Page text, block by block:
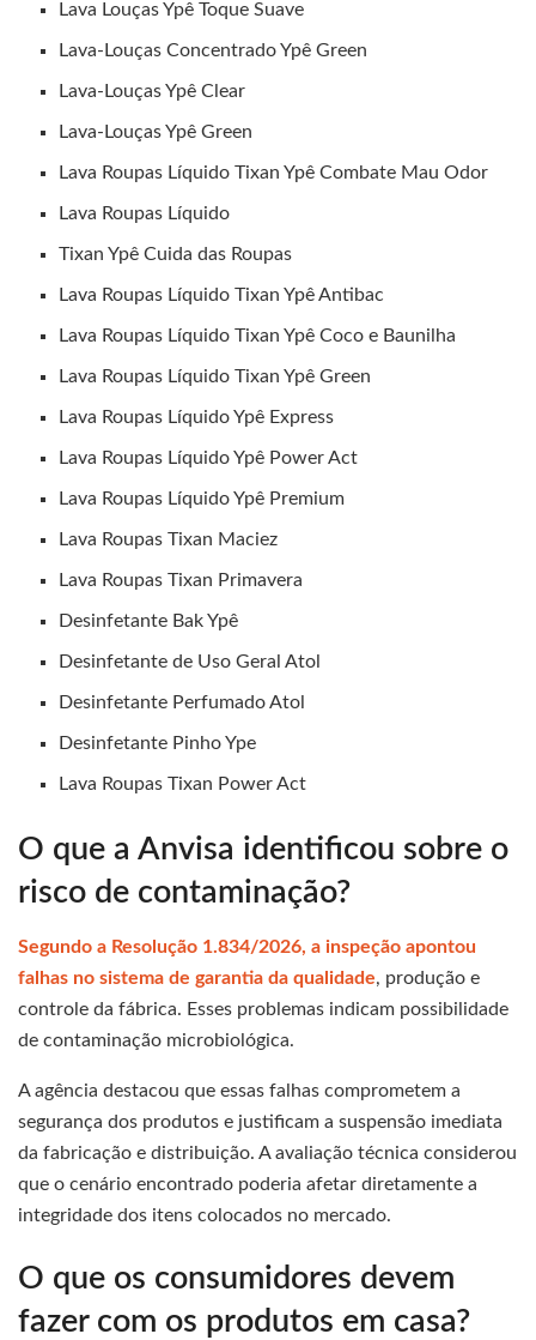
Lava Louças Ypê Toque Suave
Lava-Louças Concentrado Ypê Green
Lava-Louças Ypê Clear
Lava-Louças Ypê Green
Lava Roupas Líquido Tixan Ypê Combate Mau Odor
Lava Roupas Líquido
Tixan Ypê Cuida das Roupas
Lava Roupas Líquido Tixan Ypê Antibac
Lava Roupas Líquido Tixan Ypê Coco e Baunilha
Lava Roupas Líquido Tixan Ypê Green
Lava Roupas Líquido Ypê Express
Lava Roupas Líquido Ypê Power Act
Lava Roupas Líquido Ypê Premium
Lava Roupas Tixan Maciez
Lava Roupas Tixan Primavera
Desinfetante Bak Ypê
Desinfetante de Uso Geral Atol
Desinfetante Perfumado Atol
Desinfetante Pinho Ype
Lava Roupas Tixan Power Act
O que a Anvisa identificou sobre o
risco de contaminação?
Segundo a Resolução 1.834/2026, a inspeção apontou
falhas no sistema de garantia da qualidade, produção e
controle da fábrica. Esses problemas indicam possibilidade
de contaminação microbiológica.
A agência destacou que essas falhas comprometem a
segurança dos produtos e justificam a suspensão imediata
da fabricação e distribuição. A avaliação técnica considerou
que o cenário encontrado poderia afetar diretamente a
integridade dos itens colocados no mercado.
O que os consumidores devem
fazer com os produtos em casa?